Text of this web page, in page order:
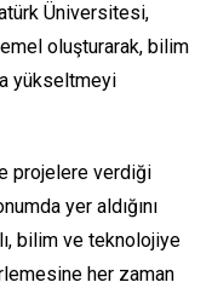
Üniversitesi,
oluşturarak, bilim
yükseltmeyi
projelere verdiği
yer aldığını
bilim ve teknolojiye
her zaman